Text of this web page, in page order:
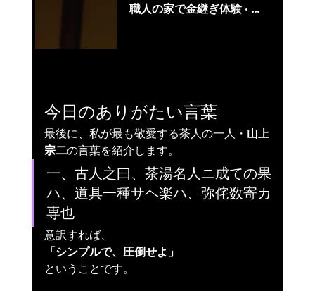
職人の家で金継ぎ体験 · ★5.0
今日のありがたい言葉
最後に、私が最も敬愛する茶人の一人・ 山上
宗二の言葉を紹介します。
一、古人之曰、茶湯名人ニ成ての果
ハ、道具一種サヘ楽ハ、弥侘数寄カ
専也
意訳すれば、
「シンプルで、圧倒せよ」
ということです。